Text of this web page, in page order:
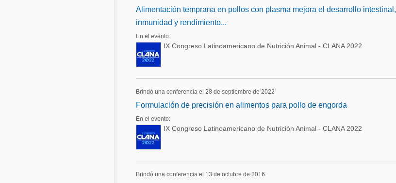
Alimentación temprana en pollos con plasma mejora el desarrollo intestinal,
inmunidad y rendimiento...
En el evento:
IX Congreso Latinoamericano de Nutrición Animal - CLANA 2022
Brindó una conferencia el 28 de septiembre de 2022
Formulación de precisión en alimentos para pollo de engorda
En el evento:
IX Congreso Latinoamericano de Nutrición Animal - CLANA 2022
Brindó una conferencia el 13 de octubre de 2016